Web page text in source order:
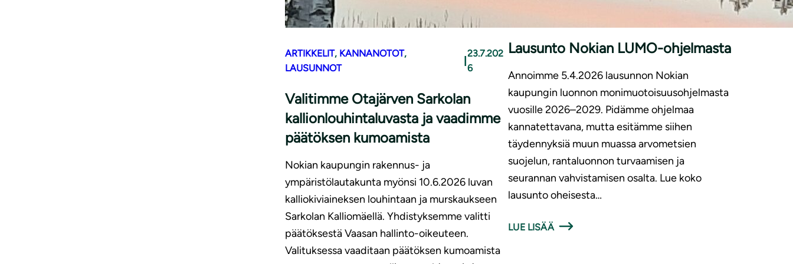
ARTIKKELIT, KANNANOTOT ,
LAUSUNNOT
23.7.202
6
Valitimme Otajärven Sarkolan
kallionlouhintaluvasta ja vaadimme
päätöksen kumoamista
Nokian kaupungin rakennus- ja
ympäristölautakunta myönsi 10.6.2026 luvan
kalliokiviaineksen louhintaan ja murskaukseen
Sarkolan Kalliomäellä. Yhdistyksemme valitti
päätöksestä Vaasan hallinto-oikeuteen.
Valituksessa vaaditaan päätöksen kumoamista
6.4.20
Lausunto Nokian LUMO-ohjelmasta
Annoimme 5.4.2026 lausunnon Nokian
kaupungin luonnon monimuotoisuusohjelmasta
vuosille 2026–2029. Pidämme ohjelmaa
kannatettavana, mutta esitämme siihen
täydennyksiä muun muassa arvometsien
suojelun, rantaluonnon turvaamisen ja
seurannan vahvistamisen osalta. Lue koko
lausunto oheisesta…
LUE LISÄÄ